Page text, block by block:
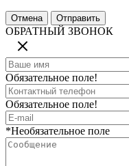
ОБРАТНЫЙ ЗВОНОК
Обязательное поле!
Обязательное поле!
*Необязательное поле